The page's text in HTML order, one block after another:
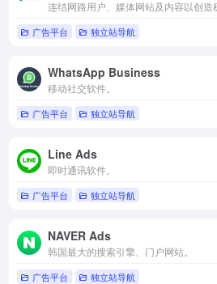
广告平台 独立站导航
WhatsApp Business
移动社交软件。
广告平台 独立站导航
Line Ads
即时通讯软件。
广告平台 独立站导航
NAVER Ads
韩国最大的搜索引擎、门户网站。
广告平台 独立站导航